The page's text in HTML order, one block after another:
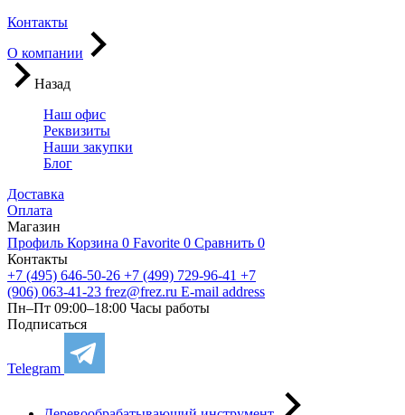
Контакты
О компании
Назад
Наш офис
Реквизиты
Наши закупки
Блог
Доставка
Оплата
Магазин
Профиль Корзина 0 Favorite 0 Сравнить 0
Контакты
+7 (495) 646-50-26 +7 (499) 729-96-41 +7
(906) 063-41-23 frez@frez.ru E-mail address
Пн–Пт 09:00–18:00 Часы работы
Подписаться
Telegram